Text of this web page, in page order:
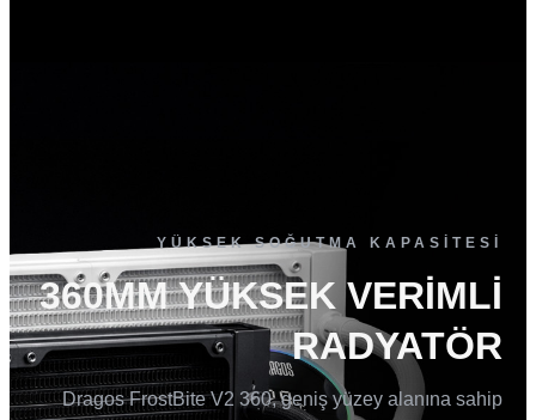
YÜKSEK SOĞUTMA KAPASİTESİ
360MM YÜKSEK VERİMLİ
RADYATÖR
Dragos FrostBite V2 360, geniş yüzey alanına sahip